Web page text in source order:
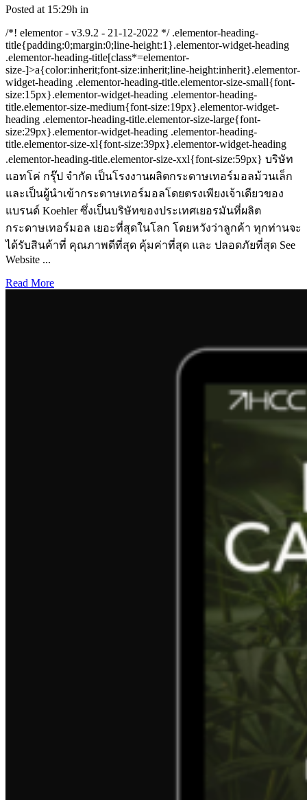
Posted at 15:29h in
/*! elementor - v3.9.2 - 21-12-2022 */ .elementor-heading-
title{padding:0;margin:0;line-height:1}.elementor-widget-heading
.elementor-heading-title[class*=elementor-
size-]>a{color:inherit;font-size:inherit;line-height:inherit}.elementor-
widget-heading .elementor-heading-title.elementor-size-small{font-
size:15px}.elementor-widget-heading .elementor-heading-
title.elementor-size-medium{font-size:19px}.elementor-widget-
heading .elementor-heading-title.elementor-size-large{font-
size:29px}.elementor-widget-heading .elementor-heading-
title.elementor-size-xl{font-size:39px}.elementor-widget-heading
.elementor-heading-title.elementor-size-xxl{font-size:59px} บริษัท
แอทโค่ กรุ๊ป จำกัด เป็นโรงงานผลิตกระดาษเทอร์มอลม้วนเล็ก
และเป็นผู้นำเข้ากระดาษเทอร์มอลโดยตรงเพียงเจ้าเดียวของ
แบรนด์ Koehler ซึ่งเป็นบริษัทของประเทศเยอรมันที่ผลิต
กระดาษเทอร์มอล เยอะที่สุดในโลก โดยหวังว่าลูกค้า ทุกท่านจะ
ได้รับสินค้าที่ คุณภาพดีที่สุด คุ้มค่าที่สุด และ ปลอดภัยที่สุด See
Website ...
Read More